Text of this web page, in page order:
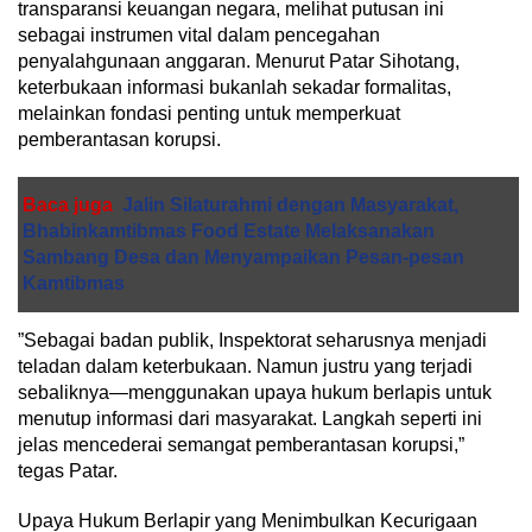
transparansi keuangan negara, melihat putusan ini
sebagai instrumen vital dalam pencegahan
penyalahgunaan anggaran. Menurut Patar Sihotang,
keterbukaan informasi bukanlah sekadar formalitas,
melainkan fondasi penting untuk memperkuat
pemberantasan korupsi.
Baca juga Jalin Silaturahmi dengan Masyarakat,
Bhabinkamtibmas Food Estate Melaksanakan
Sambang Desa dan Menyampaikan Pesan-pesan
Kamtibmas
​”Sebagai badan publik, Inspektorat seharusnya menjadi
teladan dalam keterbukaan. Namun justru yang terjadi
sebaliknya—menggunakan upaya hukum berlapis untuk
menutup informasi dari masyarakat. Langkah seperti ini
jelas mencederai semangat pemberantasan korupsi,”
tegas Patar.
​Upaya Hukum Berlapir yang Menimbulkan Kecurigaan